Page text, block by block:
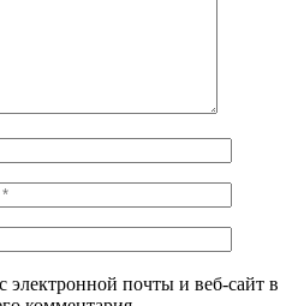
электронной почты и веб-сайт в